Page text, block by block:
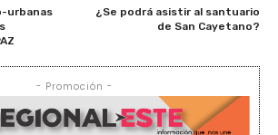
urbanas
¿Se podrá asistir al santuario
de San Cayetano?
- Promoción -